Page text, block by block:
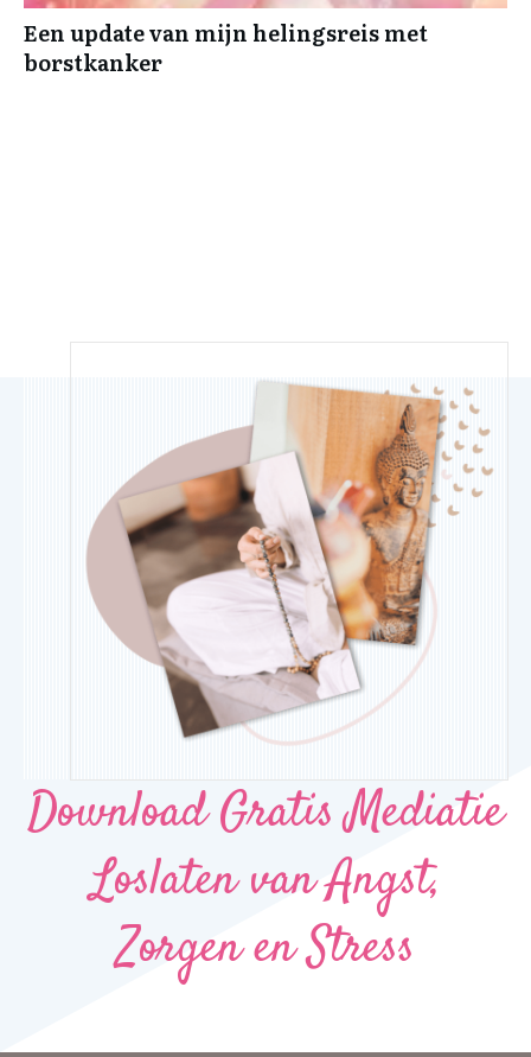
Een update van mijn helingsreis met
borstkanker
Download Gratis Mediatie
Loslaten van Angst,
Zorgen en Stress